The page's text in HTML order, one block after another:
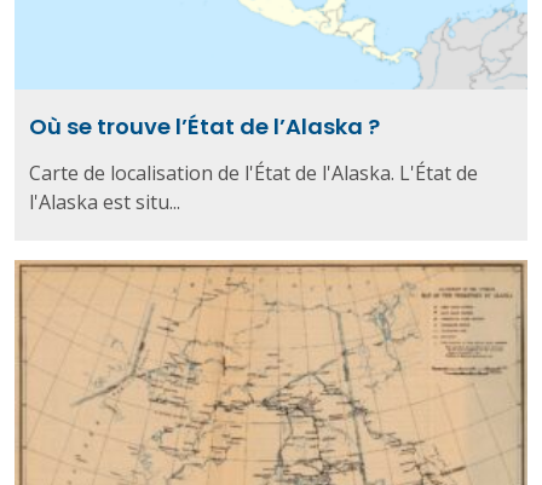
Où se trouve l’État de l’Alaska ?
Carte de localisation de l'État de l'Alaska. L'État de
l'Alaska est situ...